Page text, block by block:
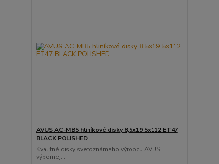
AVUS AC-MB5 hliníkové disky 8,5x19 5x112 ET47
BLACK POLISHED
Kvalitné disky svetoznámeho výrobcu AVUS
výbornej...